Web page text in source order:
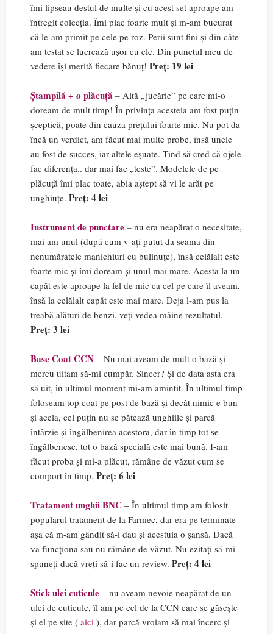
îmi lipseau destul de multe și cu acest set aproape am
întregit colecția. Îmi plac foarte mult și m-am bucurat
că le-am primit pe cele pe roz. Perii sunt fini și din câte
am testat se lucrează ușor cu ele. Din punctul meu de
vedere își merită fiecare bănuț! Preț: 19 lei
Ștampilă + o plăcuță – Altă „jucărie” pe care mi-o
doream de mult timp! În privința acesteia am fost puțin
șceptică, poate din cauza prețului foarte mic. Nu pot da
încă un verdict, am făcut mai multe probe, însă unele
au fost de succes, iar altele eșuate. Tind să cred că ojele
fac diferența.. dar mai fac „teste”. Modelele de pe
plăcuță îmi plac toate, abia aștept să vi le arăt pe
unghiuțe. Preț: 4 lei
Instrument de punctare – nu era neapărat o necesitate,
mai am unul (după cum v-ați putut da seama din
nenumăratele manichiuri cu bulinuțe), însă celălalt este
foarte mic și îmi doream și unul mai mare. Acesta la un
capăt este aproape la fel de mic ca cel pe care îl aveam,
însă la celălalt capăt este mai mare. Deja l-am pus la
treabă alături de benzi, veți vedea mâine rezultatul.
Preț: 3 lei
Base Coat CCN – Nu mai aveam de mult o bază și
mereu uitam să-mi cumpăr. Sincer? Și de data asta era
să uit, în ultimul moment mi-am amintit. În ultimul timp
foloseam top coat pe post de bază și decât nimic e bun
și acela, cel puțin nu se pătează unghiile și parcă
întârzie și îngălbenirea acestora, dar în timp tot se
îngălbenesc, tot o bază specială este mai bună. I-am
făcut proba și mi-a plăcut, rămâne de văzut cum se
comport în timp. Preț: 6 lei
Tratament unghii BNC – În ultimul timp am folosit
popularul tratament de la Farmec, dar era pe terminate
așa că m-am gândit să-i dau și acestuia o șansă. Dacă
va funcționa sau nu rămâne de văzut. Nu ezitați să-mi
spuneți dacă vreți să-i fac un review. Preț: 4 lei
Stick ulei cuticule – nu aveam nevoie neapărat de un
ulei de cuticule, îl am pe cel de la CCN care se găsește
și el pe site ( aici ), dar parcă vroiam să mai încerc și